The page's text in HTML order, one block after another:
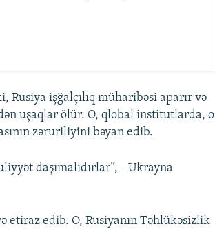
Rusiya işğalçılıq müharibəsi aparır və
uşaqlar ölür. O, qlobal institutlarda, o
zəruriliyini bəyan edib.
daşımalıdırlar”, - Ukrayna
etiraz edib. O, Rusiyanın Təhlükəsizlik